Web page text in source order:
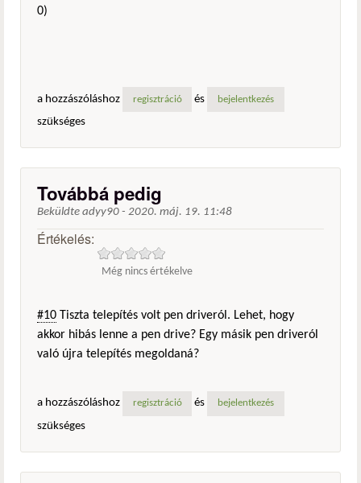
0)
a hozzászóláshoz regisztráció és bejelentkezés
szükséges
Továbbá pedig
Beküldte adyy90 - 2020. máj. 19. 11:48
Értékelés:
Még nincs értékelve
#10 Tiszta telepítés volt pen driveról. Lehet, hogy
akkor hibás lenne a pen drive? Egy másik pen driveról
való újra telepítés megoldaná?
a hozzászóláshoz regisztráció és bejelentkezés
szükséges